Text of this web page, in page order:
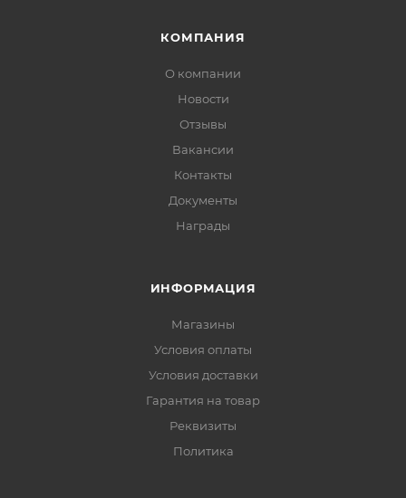
КОМПАНИЯ
О компании
Новости
Отзывы
Вакансии
Контакты
Документы
Награды
ИНФОРМАЦИЯ
Магазины
Условия оплаты
Условия доставки
Гарантия на товар
Реквизиты
Политика